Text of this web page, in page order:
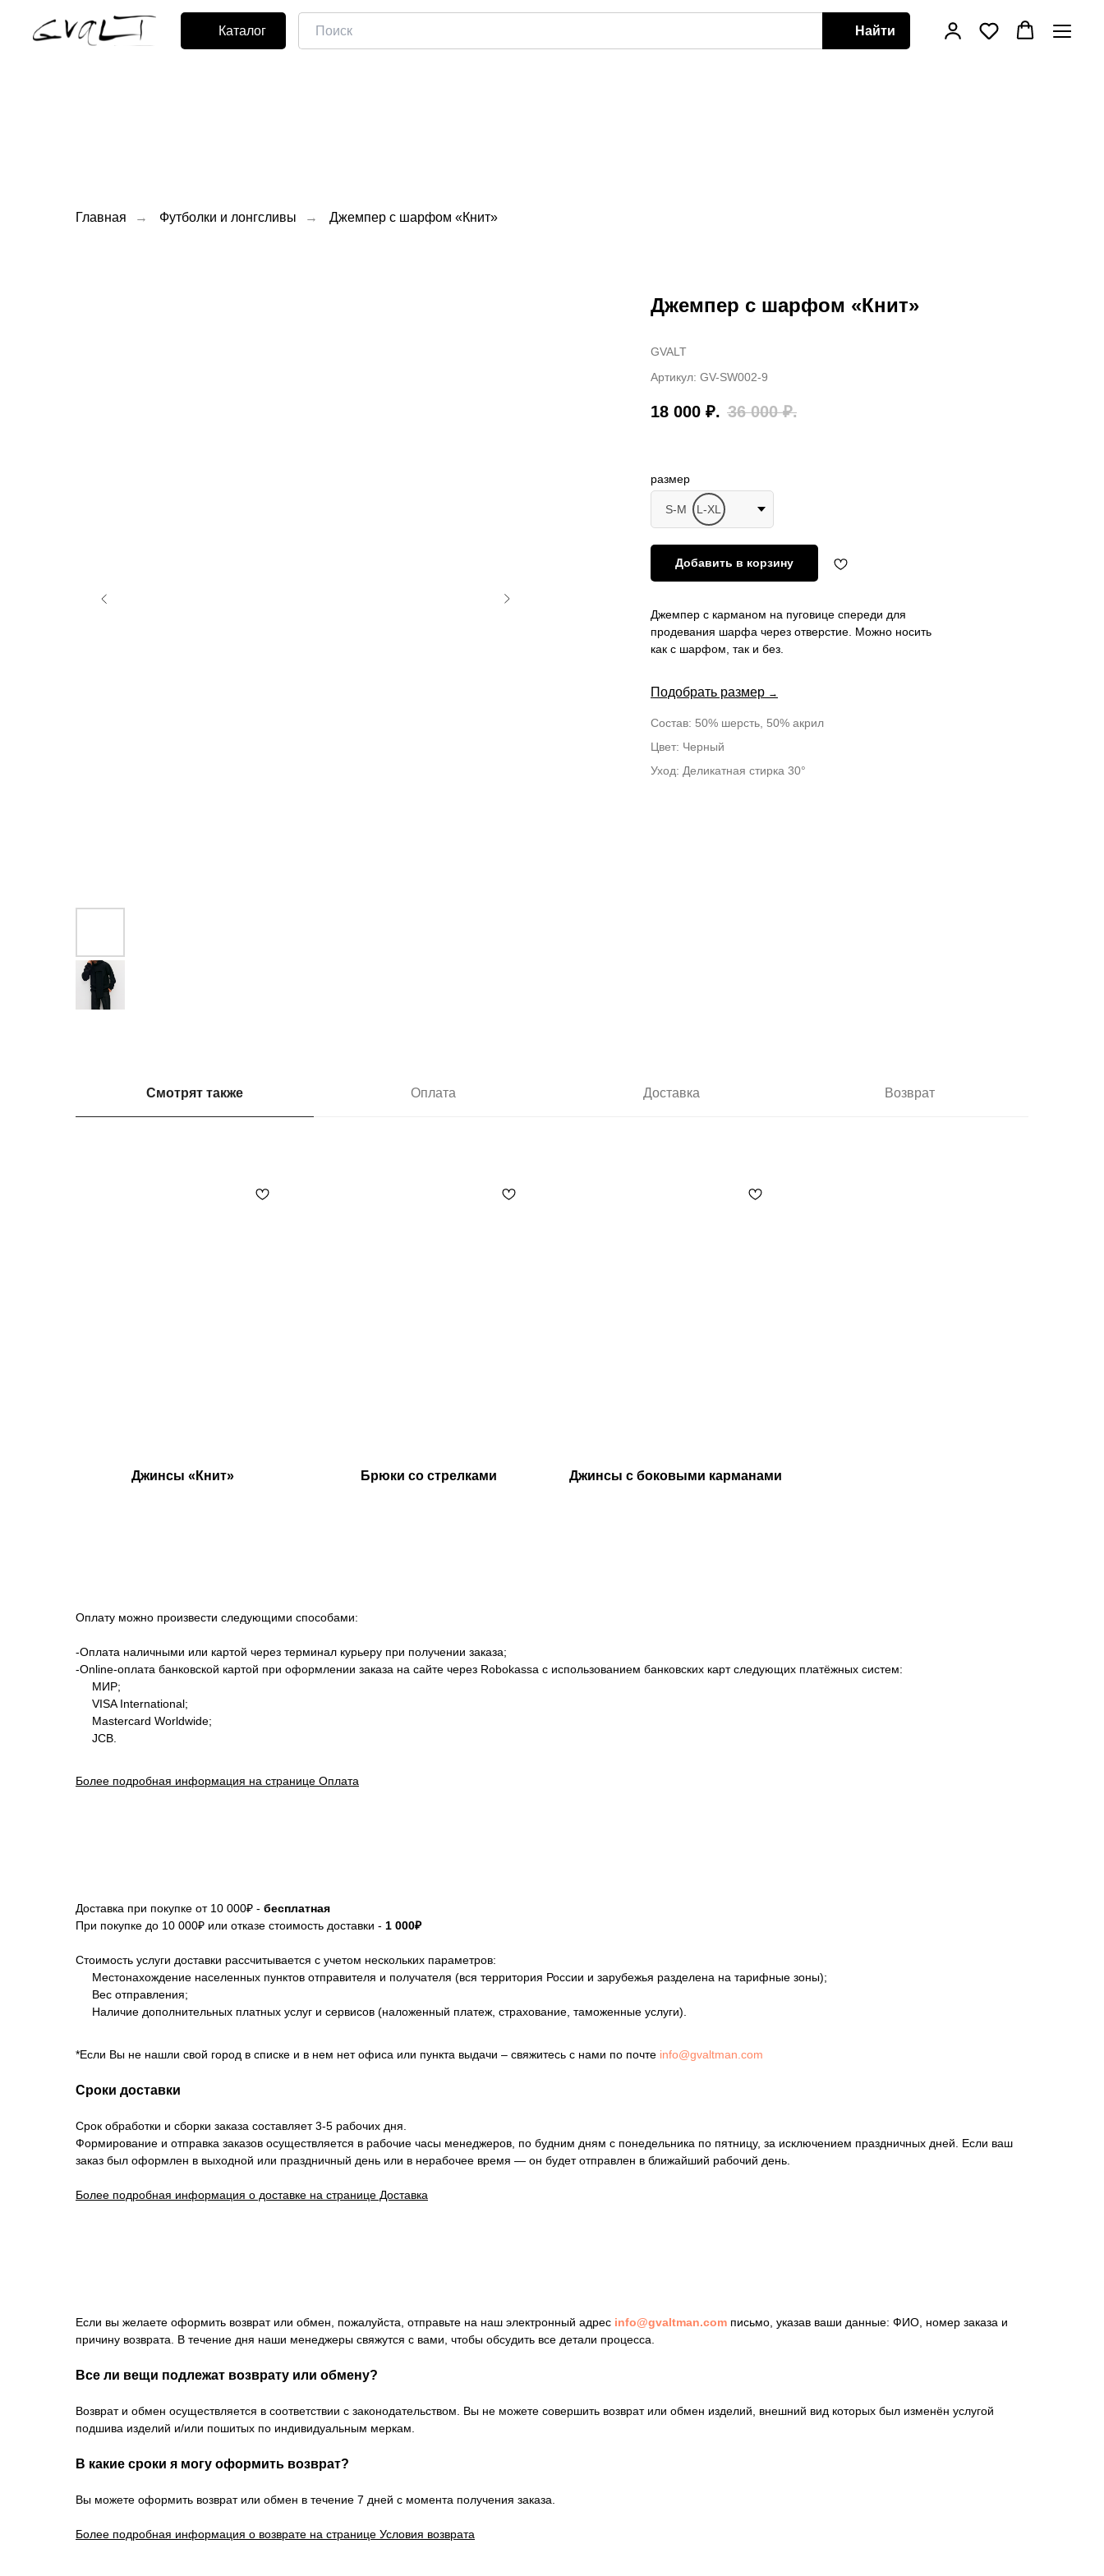
Каталог Найти
Главная → Футболки и лонгсливы → Джемпер с шарфом «Книт»
Джемпер с шарфом «Книт»
GVALT
Артикул: GV-SW002-9
18 000 ₽. 36 000 ₽.
размер
S-M L-XL
Добавить в корзину
Джемпер с карманом на пуговице спереди для
продевания шарфа через отверстие. Можно носить
как с шарфом, так и без.
Подобрать размер →
Состав: 50% шерсть, 50% акрил
Цвет: Черный
Уход: Деликатная стирка 30°
Смотрят также Оплата Доставка Возврат
Джинсы «Книт» Брюки со стрелками Джинсы с боковыми карманами
Оплату можно произвести следующими способами:
-Оплата наличными или картой через терминал курьеру при получении заказа;
-Оnline-оплата банковской картой при оформлении заказа на сайте через Robokassa с использованием банковских карт следующих платёжных систем:
МИР;
VISA International;
Mastercard Worldwide;
JCB.
Более подробная информация на странице Оплата
Доставка при покупке от 10 000₽ - бесплатная
При покупке до 10 000₽ или отказе стоимость доставки - 1 000₽
Стоимость услуги доставки рассчитывается с учетом нескольких параметров:
Местонахождение населенных пунктов отправителя и получателя (вся территория России и зарубежья разделена на тарифные зоны);
Вес отправления;
Наличие дополнительных платных услуг и сервисов (наложенный платеж, страхование, таможенные услуги).
*Если Вы не нашли свой город в списке и в нем нет офиса или пункта выдачи – свяжитесь с нами по почте info@gvaltman.com
Сроки доставки
Срок обработки и сборки заказа составляет 3-5 рабочих дня.
Формирование и отправка заказов осуществляется в рабочие часы менеджеров, по будним дням с понедельника по пятницу, за исключением праздничных дней. Если ваш
заказ был оформлен в выходной или праздничный день или в нерабочее время — он будет отправлен в ближайший рабочий день.
Более подробная информация о доставке на странице Доставка
Если вы желаете оформить возврат или обмен, пожалуйста, отправьте на наш электронный адрес info@gvaltman.com письмо, указав ваши данные: ФИО, номер заказа и
причину возврата. В течение дня наши менеджеры свяжутся с вами, чтобы обсудить все детали процесса.
Все ли вещи подлежат возврату или обмену?
Возврат и обмен осуществляется в соответствии с законодательством. Вы не можете совершить возврат или обмен изделий, внешний вид которых был изменён услугой
подшива изделий и/или пошитых по индивидуальным меркам.
В какие сроки я могу оформить возврат?
Вы можете оформить возврат или обмен в течение 7 дней с момента получения заказа.
Более подробная информация о возврате на странице Условия возврата